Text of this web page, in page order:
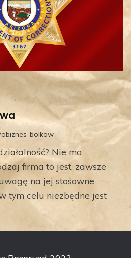
bolkow
Nie ma
firma to jest, zawsze
na jej stosowne
tym celu niezbędne jest